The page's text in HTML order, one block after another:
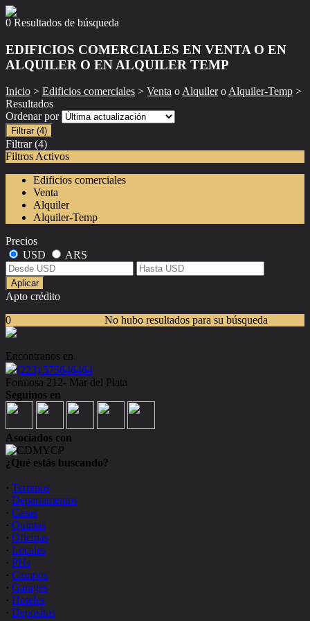
0 Resultados de búsqueda
EDIFICIOS COMERCIALES EN VENTA O EN
ALQUILER O EN ALQUILER TEMP
Inicio > Edificios comerciales > Venta oAlquileroAlquiler-Temp >
Resultados
Ordenar por
Filtrar (4)
Filtrar (4)
Filtros Activos
Edificios comerciales
Venta
Alquiler
Alquiler-Temp
Precios
USD
ARS
Aplicar
Apto crédito
No hubo resultados para su búsqueda
0
Encontranos en
(223) 575646464
Formosa 212- Mar del Plata
Seguinos en
Asociados con
¿Qué estás buscando?
· Terrenos
· Departamentos
· Casas
· Quintas
· Oficinas
· Locales
· PHs
· Campos
· Garages
· Hoteles
· Depositos